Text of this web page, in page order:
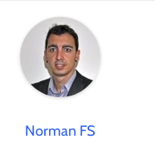
Norman FS